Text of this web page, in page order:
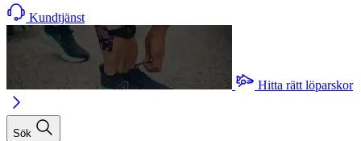
Kundtjänst
Hitta rätt löparskor
Sök